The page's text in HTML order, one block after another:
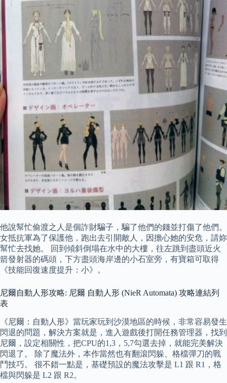
他說幫忙偷渡之人是個詐財騙子，騙了他們的錢並打傷了他們。
女抵抗軍為了保護他，跑出去引開敵人，因擔心她的安危，請妳
幫忙去找她。 回到傾斜倒塌在水中的大樓，往左跳到盡頭近火
箭發射器的碼頭，下方盡頭海岸邊的小石室旁，有寶箱可取得
《技能回復速度提升：小》。
尼爾自動人形攻略: 尼爾 自動人形 (NieR Automata) 攻略連結列
表
《尼爾：自動人形》當玩家玩到沙漠地區的時候，非常容易發生
閃退的問題，解決方案就是，進入遊戲後打開任務管理器，找到
尼爾，設定相關性，把CPU的1,3，5,7勾選去掉，就能完美解決
閃退了。 除了魔法外，本作當然也有翻滾閃躲、格檔彈刀的戰
鬥技巧。 很不錯一點是，基礎預設的魔法攻擊是 L1 跟 R1，格
檔與閃躲是 L2 跟 R2。